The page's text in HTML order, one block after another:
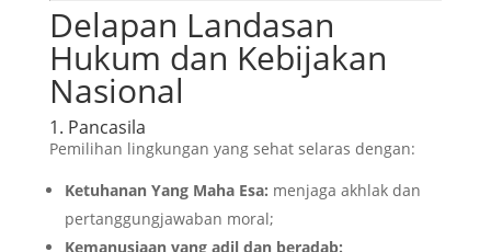
Delapan Landasan
Hukum dan Kebijakan
Nasional
1. Pancasila
Pemilihan lingkungan yang sehat selaras dengan:
Ketuhanan Yang Maha Esa: menjaga akhlak dan
pertanggungjawaban moral;
Kemanusiaan yang adil dan beradab: